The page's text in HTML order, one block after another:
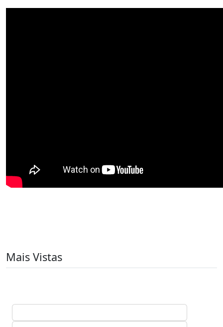
Mais Vistas